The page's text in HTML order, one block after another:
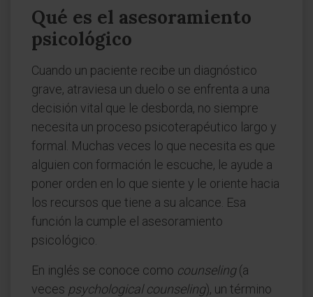
Qué es el asesoramiento
psicológico
Cuando un paciente recibe un diagnóstico
grave, atraviesa un duelo o se enfrenta a una
decisión vital que le desborda, no siempre
necesita un proceso psicoterapéutico largo y
formal. Muchas veces lo que necesita es que
alguien con formación le escuche, le ayude a
poner orden en lo que siente y le oriente hacia
los recursos que tiene a su alcance. Esa
función la cumple el asesoramiento
psicológico.
En inglés se conoce como counseling(a
veces psychological counseling), un término